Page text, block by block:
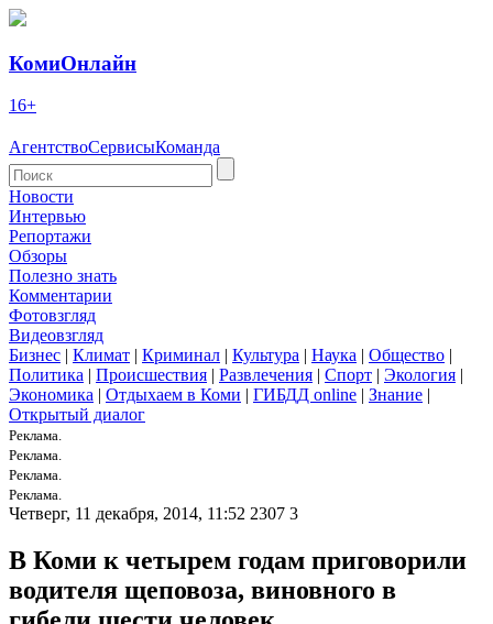
КомиОнлайн
16+
АгентствоСервисыКоманда
Новости
Интервью
Репортажи
Обзоры
Полезно знать
Комментарии
Фотовзгляд
Видеовзгляд
Бизнес | Климат | Криминал | Культура | Наука | Общество |
Политика | Происшествия | Развлечения | Спорт | Экология |
Экономика | Отдыхаем в Коми | ГИБДД online | Знание |
Открытый диалог
Реклама.
Реклама.
Реклама.
Реклама.
Четверг, 11 декабря, 2014, 11:52 2307 3
В Коми к четырем годам приговорили
водителя щеповоза, виновного в